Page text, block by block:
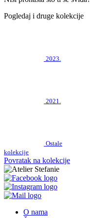
Pogledaj i druge kolekcije
2023.
2021.
Ostale
kolekcije
Povratak na kolekcije
O nama